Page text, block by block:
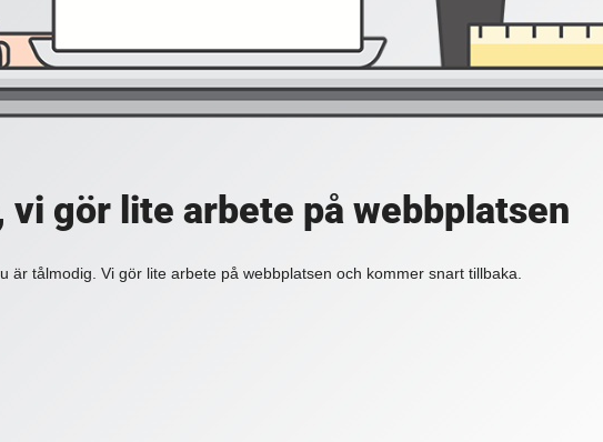
vi gör lite arbete på webbplatsen
är tålmodig. Vi gör lite arbete på webbplatsen och kommer snart tillbaka.